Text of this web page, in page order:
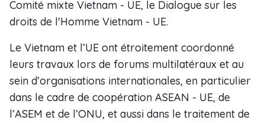
Comité mixte Vietnam - UE, le Dialogue sur les
droits de l'Homme Vietnam - UE.
Le Vietnam et l’UE ont étroitement coordonné
leurs travaux lors de forums multilatéraux et au
sein d’organisations internationales, en particulier
dans le cadre de coopération ASEAN - UE, de
l’ASEM et de l’ONU, et aussi dans le traitement de